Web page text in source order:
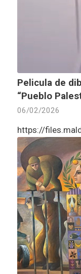
Pelicula de
“Pueblo
06/02/2026